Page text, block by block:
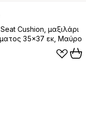
Cushion, μαξιλάρι
35x37 εκ, Μαύρο